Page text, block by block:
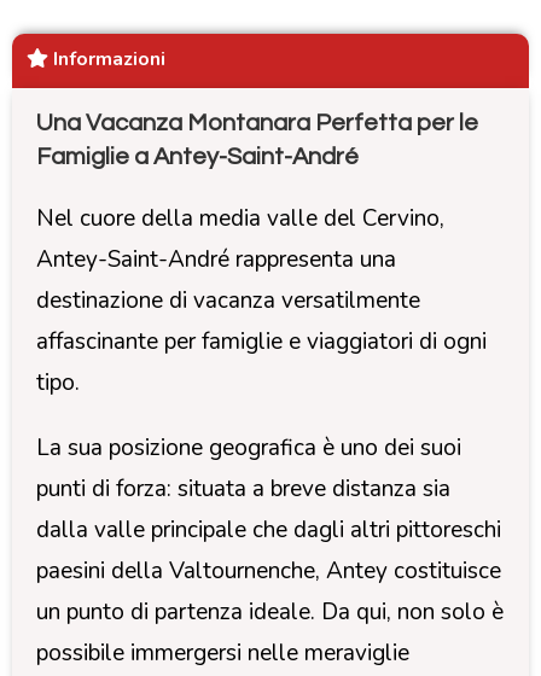
Informazioni
Una Vacanza Montanara Perfetta per le
Famiglie a Antey-Saint-André
Nel cuore della media valle del Cervino,
Antey-Saint-André rappresenta una
destinazione di vacanza versatilmente
affascinante per famiglie e viaggiatori di ogni
tipo.
La sua posizione geografica è uno dei suoi
punti di forza: situata a breve distanza sia
dalla valle principale che dagli altri pittoreschi
paesini della Valtournenche, Antey costituisce
un punto di partenza ideale. Da qui, non solo è
possibile immergersi nelle meraviglie